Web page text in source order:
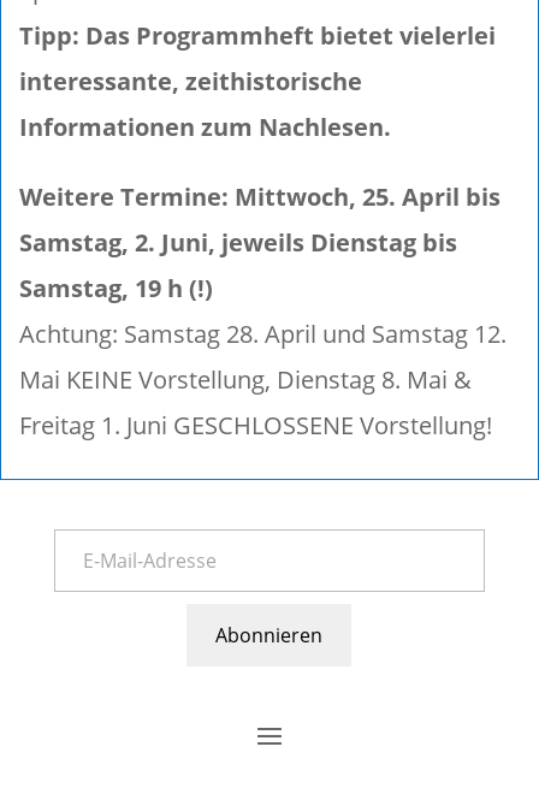
Tipp: Das Programmheft bietet vielerlei
interessante, zeithistorische
Informationen zum Nachlesen.
Weitere Termine: Mittwoch, 25. April bis
Samstag, 2. Juni, jeweils Dienstag bis
Samstag, 19 h (!)
Achtung: Samstag 28. April und Samstag 12.
Mai KEINE Vorstellung, Dienstag 8. Mai &
Freitag 1. Juni GESCHLOSSENE Vorstellung!
Abonnieren